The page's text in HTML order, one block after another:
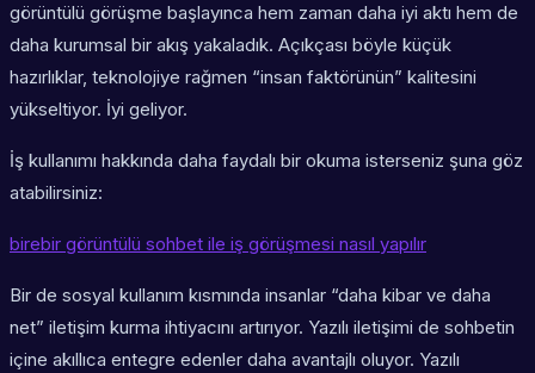
görüntülü görüşme başlayınca hem zaman daha iyi aktı hem de
daha kurumsal bir akış yakaladık. Açıkçası böyle küçük
hazırlıklar, teknolojiye rağmen “insan faktörünün” kalitesini
yükseltiyor. İyi geliyor.
İş kullanımı hakkında daha faydalı bir okuma isterseniz şuna göz
atabilirsiniz:
birebir görüntülü sohbet ile iş görüşmesi nasıl yapılır
Bir de sosyal kullanım kısmında insanlar “daha kibar ve daha
net” iletişim kurma ihtiyacını artırıyor. Yazılı iletişimi de sohbetin
içine akıllıca entegre edenler daha avantajlı oluyor. Yazılı